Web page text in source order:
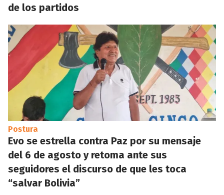
de los partidos
Postura
Evo se estrella contra Paz por su mensaje
del 6 de agosto y retoma ante sus
seguidores el discurso de que les toca
“salvar Bolivia”